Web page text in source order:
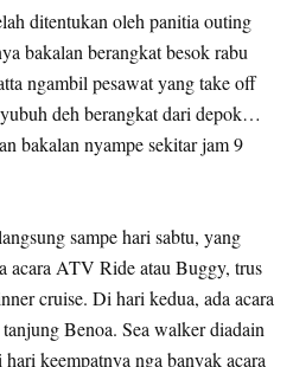
ditentukan oleh panitia outing
bakalan berangkat besok rabu
ngambil pesawat yang take off
deh berangkat dari depok…
bakalan nyampe sekitar jam 9
sampe hari sabtu, yang
acara ATV Ride atau Buggy, trus
cruise. Di hari kedua, ada acara
Benoa. Sea walker diadain
keempatnya nga banyak acara